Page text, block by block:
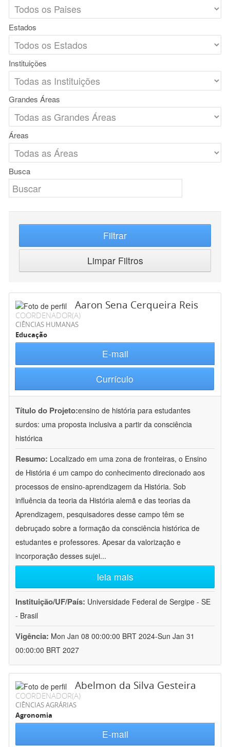
Estados
Instituições
Grandes Áreas
Áreas
Busca
Filtrar
Limpar Filtros
Aaron Sena Cerqueira Reis
COORDENADOR(A)
CIÊNCIAS HUMANAS
Educação
E-mail
Currículo
Título do Projeto:ensino de história para estudantes
surdos: uma proposta inclusiva a partir da consciência
histórica
Resumo: Localizado em uma zona de fronteiras, o Ensino
de História é um campo do conhecimento direcionado aos
processos de ensino-aprendizagem da História. Sob
influência da teoria da História alemã e das teorias da
Aprendizagem, pesquisadores desse campo têm se
debruçado sobre a formação da consciência histórica de
estudantes e professores. Apesar da valorização e
incorporação desses sujei...
leia mais
Instituição/UF/País: Universidade Federal de Sergipe - SE
- Brasil
Vigência: Mon Jan 08 00:00:00 BRT 2024-Sun Jan 31
00:00:00 BRT 2027
Abelmon da Silva Gesteira
COORDENADOR(A)
CIÊNCIAS AGRÁRIAS
Agronomia
E-mail